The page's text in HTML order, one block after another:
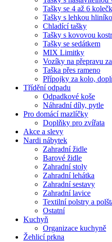
Tašky se 4 až 6
Tašky s lehkou
Chladící tašky
Tašky s kovovou
Tašky se sedátkem
MIX Limitky
Vozíky na přepravu
Taška přes rameno
Přípojky za kolo,
Třídění odpadu
Odpadkové koše
Náhradní díly, pytle
Pro domácí mazlíčky
Doplňky pro zvířata
Akce a slevy
Nardi nábytek
Zahradní židle
Barové židle
Zahradní stoly
Zahradní lehátka
Zahradní sestavy
Zahradní lavice
Textilní polstry a
Ostatní
Kuchyň
Organizace kuchyně
Žehlicí prkna